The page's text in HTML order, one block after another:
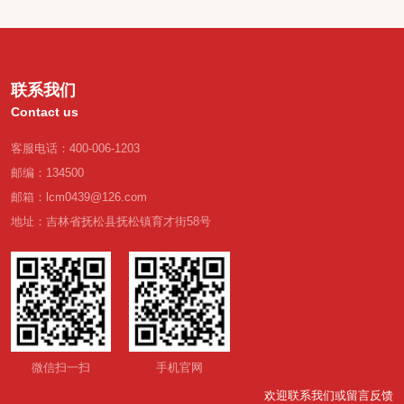
联系我们
Contact us
客服电话：400-006-1203
邮编：134500
邮箱：lcm0439@126.com
地址：吉林省抚松县抚松镇育才街58号
微信扫一扫 手机官网
欢迎联系我们或留言反馈